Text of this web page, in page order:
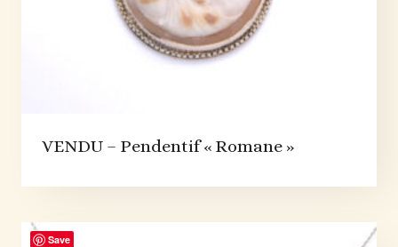
VENDU – Pendentif « Romane »
Save